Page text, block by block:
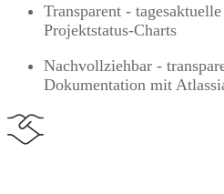
Transparent -
Projektstatus-Charts
Nachvollziehbar -
Dokumentation mit